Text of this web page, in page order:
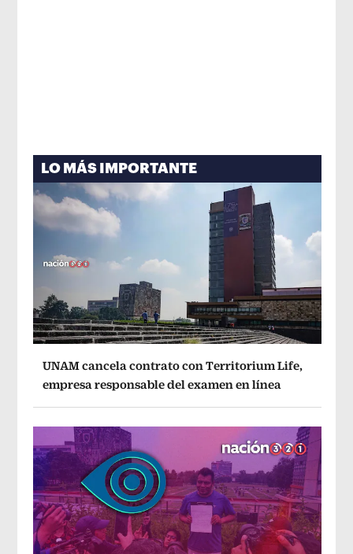
LO MÁS IMPORTANTE
UNAM cancela contrato con Territorium Life,
empresa responsable del examen en línea